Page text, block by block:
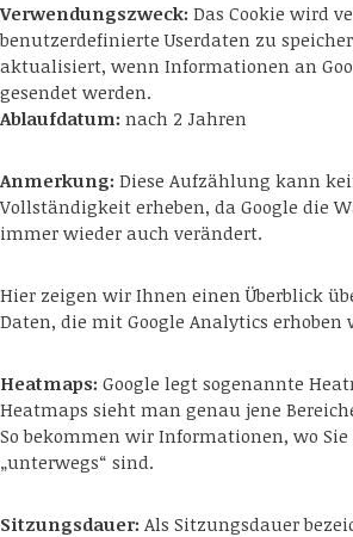
Verwendungszweck: Das Cookie wird
benutzerdefinierte Userdaten zu
aktualisiert, wenn Informationen an
gesendet werden.
Ablaufdatum: nach 2 Jahren
Anmerkung: Diese Aufzählung kann
Vollständigkeit erheben, da Google die
immer wieder auch verändert.
Hier zeigen wir Ihnen einen Überblick
Daten, die mit Google Analytics erhoben
Heatmaps: Google legt sogenannte
Heatmaps sieht man genau jene
So bekommen wir Informationen, wo Sie
„unterwegs“ sind.
Sitzungsdauer: Als Sitzungsdauer